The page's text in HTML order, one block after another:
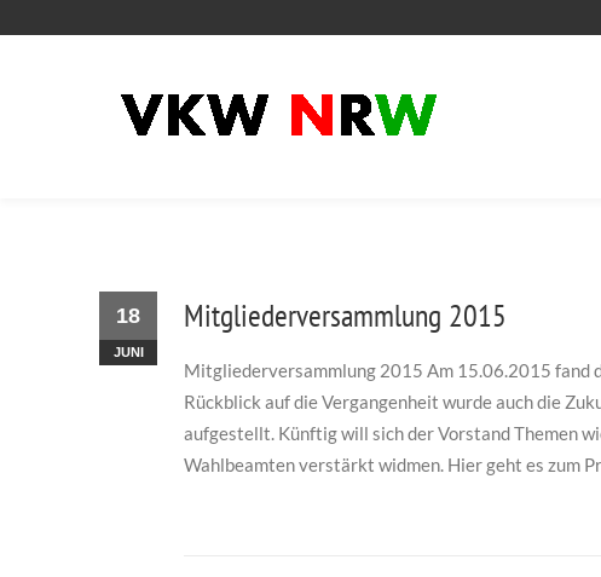
18
JUNI
Mitgliederversammlung 2015
Mitgliederversammlung 2015 Am 15.06.2015 fand
Rückblick auf die Vergangenheit wurde auch die
aufgestellt. Künftig will sich der Vorstand Themen
Wahlbeamten verstärkt widmen. Hier geht es zum